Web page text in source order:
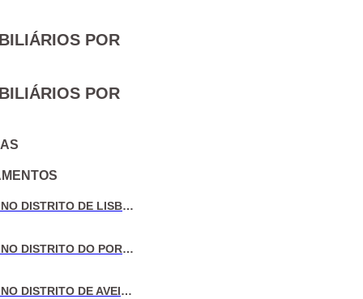
POR
POR
VENDA DE MORADIAS NO DISTRITO DE LISBOA
VENDA DE MORADIAS NO DISTRITO DO PORTO
VENDA DE MORADIAS NO DISTRITO DE AVEIRO